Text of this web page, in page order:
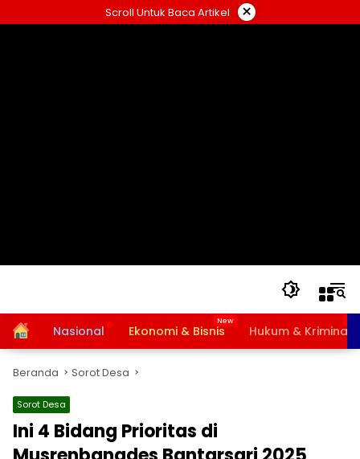
ke
Scroll Untuk Baca Artikel ×
HomeNasional Ekonomi & Bisnis Hukum & Kriminal
Beranda Sorot Desa
Sorot Desa
Ini 4 Bidang Prioritas di